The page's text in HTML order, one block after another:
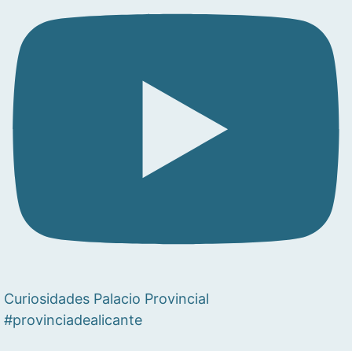
Curiosidades Palacio Provincial
#provinciadealicante